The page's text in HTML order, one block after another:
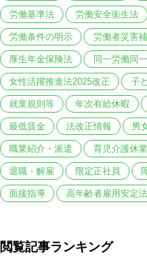
労働基準法 労働安全衛生法
労働条件の明示 労働者災害
厚生年金保険法 同一労働同
女性活躍推進法2025改正 子
就業規則等 年次有給休暇
最低賃金 法改正情報 男
職業紹介・派遣 育児介護休
退職・解雇 限定正社員
面接指導 高年齢者雇用安定法
閲覧記事ランキング